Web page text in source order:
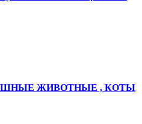
ЖИВОТНЫЕ , КОТЫ